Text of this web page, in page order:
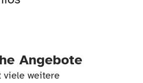
Angebote
viele weitere